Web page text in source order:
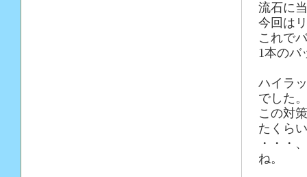
流石に
今回は
これで
1本のバ
ハイラ
でした
この対
たくら
・・・
ね。